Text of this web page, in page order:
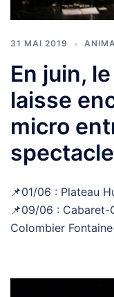
31 MAI 2019
En juin,
laisse
micro
📌01/06 : Plateau
📌09/06 : Cabaret-
Colombier